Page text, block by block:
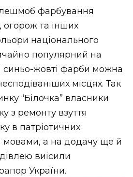
фарбування
огорож та інших
національного
популярний на
синьо-жовті фарби можна
місцях. Так
“Білочка” власники
з ремонту взуття
в патріотичних
мовами, а на додачу ще й
виісили
України.